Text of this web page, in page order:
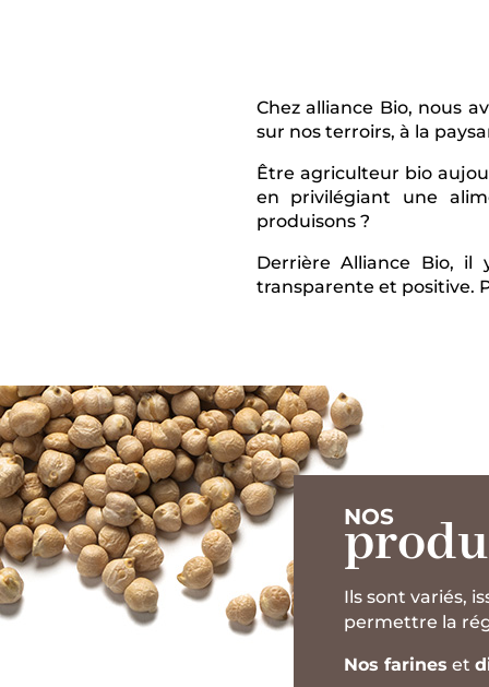
Chez alliance Bio, nous
sur nos terroirs, à la
Être agriculteur bio
en privilégiant une
produisons ?
Derrière Alliance Bio, il
transparente et positive.
NOS
Ils sont variés,
permettre la
Nos farines et